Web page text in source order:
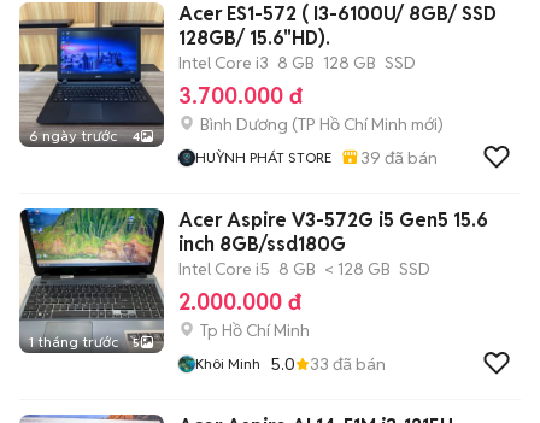
6 ngày trước 4
Acer ES1-572 ( I3-6100U/ 8GB/ SSD
128GB/ 15.6"HD).
Intel Core i3 8 GB 128 GB SSD
3.700.000 đ
Bình Dương (TP Hồ Chí Minh mới)
HUỲNH PHÁT STORE 39 đã bán
1 tháng trước 5
Acer Aspire V3-572G i5 Gen5 15.6
inch 8GB/ssd180G
Intel Core i5 8 GB < 128 GB SSD
2.000.000 đ
Tp Hồ Chí Minh
Khôi Minh 5.0 33 đã bán